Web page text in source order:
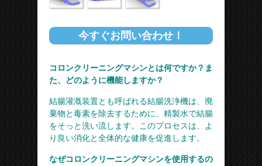
今すぐお問い合わせ！
コロンクリーニングマシンとは何ですか？ま
た、どのように機能しますか？
結腸灌漑装置とも呼ばれる結腸洗浄機は、廃
棄物と毒素を除去するために、精製水で結腸
をそっと洗い流します。このプロセスは、よ
り良い消化と全体的な健康を促進します。
なぜコロンクリーニングマシンを使用するの